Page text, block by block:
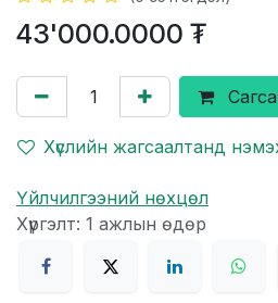
43'000.0000 ₮
Хүслийн жагсаалтанд
Үйлчилгээний нөхцөл
Хүргэлт: 1 ажлын өдөр